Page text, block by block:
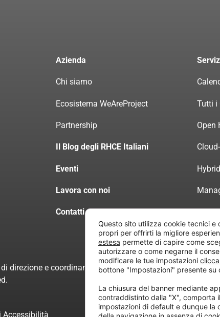
Azienda
Chi siamo
Ecosistema WeAreProject
Partnership
Il Blog degli RHCE Italiani
Eventi
Lavora con noi
Contatti
Tutti i
Open
direzione e coordinamento di “Project Informatica”
Accessibilità
Questo sito utilizza cookie tecnici e
propri per offrirti la migliore
estesa permette di capire come
autorizzare o come negarne il
modificare le tue impostazioni
bottone "Impostazioni" presente su
La chiusura del banner mediante
contraddistinto dalla "X", comporta
impostazioni di default e dunque la